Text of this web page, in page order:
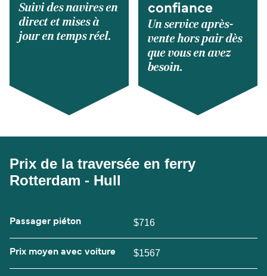
Suivi des navires en
direct et mises à
jour en temps réel.
confiance
Un service après-
vente hors pair dès
que vous en avez
besoin.
Prix de la traversée en ferry
Rotterdam - Hull
Passager piéton $716
Prix moyen avec voiture $1567